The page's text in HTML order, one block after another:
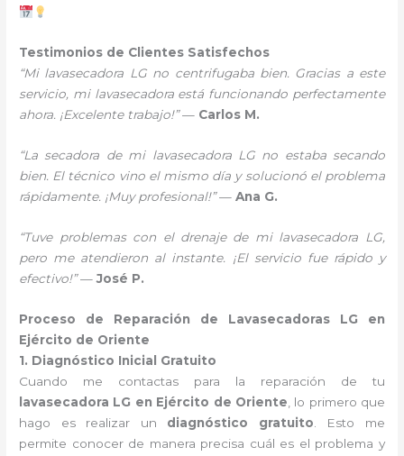
Testimonios de Clientes Satisfechos
“Mi lavasecadora LG no centrifugaba bien. Gracias a este
servicio, mi lavasecadora está funcionando perfectamente
ahora. ¡Excelente trabajo!”— Carlos M.
“La secadora de mi lavasecadora LG no estaba secando
bien. El técnico vino el mismo día y solucionó el problema
rápidamente. ¡Muy profesional!”—Ana G.
“Tuve problemas con el drenaje de mi lavasecadora LG,
pero me atendieron al instante. ¡El servicio fue rápido y
efectivo!”—José P.
Proceso de Reparación de Lavasecadoras LG en
Ejército de Oriente
1. Diagnóstico Inicial Gratuito
Cuando me contactas para la reparación de tu
lavasecadora LG en Ejército de Oriente , lo primero que
hago es realizar un diagnóstico gratuito . Esto me
permite conocer de manera precisa cuál es el problema y